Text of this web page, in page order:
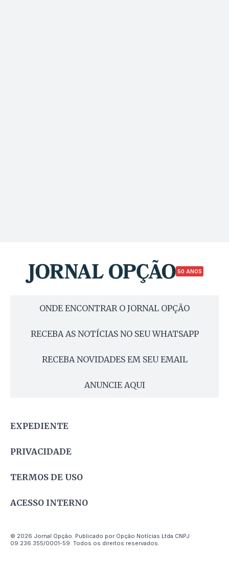
50 ANOS
ONDE ENCONTRAR O JORNAL OPÇÃO
RECEBA AS NOTÍCIAS NO SEU WHATSAPP
RECEBA NOVIDADES EM SEU EMAIL
ANUNCIE AQUI
EXPEDIENTE
PRIVACIDADE
TERMOS DE USO
ACESSO INTERNO
© 2026 Jornal Opção. Publicado por Opção Notícias Ltda CNPJ
09.236.355/0001-59. Todos os direitos reservados.